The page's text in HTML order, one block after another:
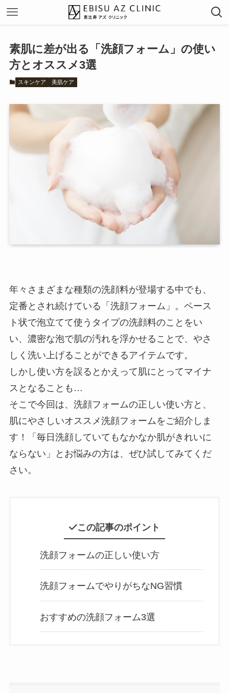
素肌に差が出る「洗顔フォーム」の使い
方とオススメ3選
スキンケア 美肌ケア
年々さまざまな種類の洗顔料が登場する中でも、
定番とされ続けている「洗顔フォーム」。ペース
ト状で泡立てて使うタイプの洗顔料のことをい
い、濃密な泡で肌の汚れを浮かせることで、やさ
しく洗い上げることができるアイテムです。
しかし使い方を誤るとかえって肌にとってマイナ
スとなることも…
そこで今回は、洗顔フォームの正しい使い方と、
肌にやさしいオススメ洗顔フォームをご紹介しま
す！「毎日洗顔していてもなかなか肌がきれいに
ならない」とお悩みの方は、ぜひ試してみてくだ
さい。
この記事のポイント
洗顔フォームの正しい使い方
洗顔フォームでやりがちなNG習慣
おすすめの洗顔フォーム3選